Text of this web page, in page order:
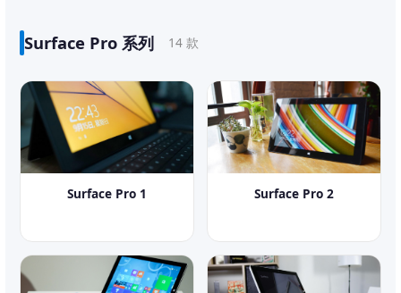
Surface Pro 系列 14 款
Surface Pro 1 Surface Pro 2